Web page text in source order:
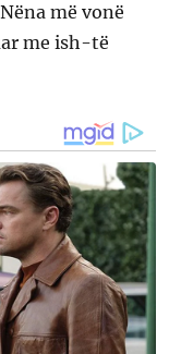
më vonë
me ish-të